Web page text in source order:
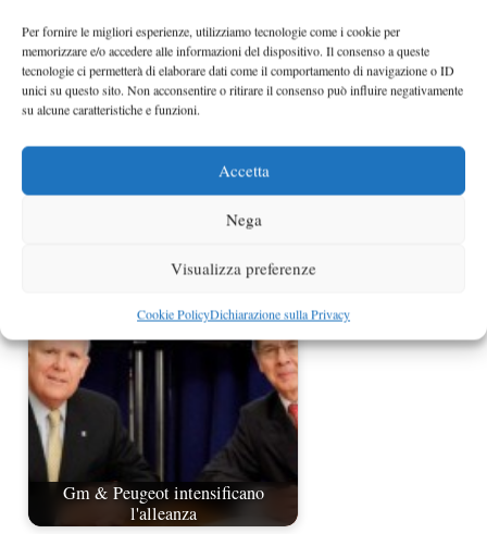
Per fornire le migliori esperienze, utilizziamo tecnologie come i cookie per
memorizzare e/o accedere alle informazioni del dispositivo. Il consenso a queste
tecnologie ci permetterà di elaborare dati come il comportamento di navigazione o ID
unici su questo sito. Non acconsentire o ritirare il consenso può influire negativamente
su alcune caratteristiche e funzioni.
Accetta
Nega
Visualizza preferenze
Cookie PolicyDichiarazione sulla Privacy
Gm & Peugeot intensificano
l'alleanza